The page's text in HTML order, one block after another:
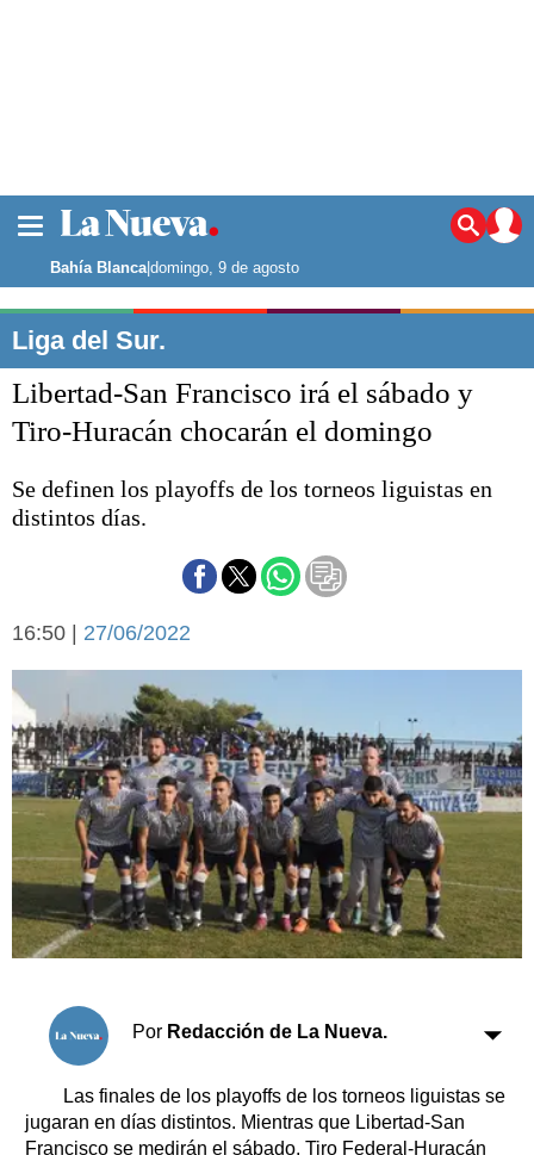
Noticias
La ciudad
Punta Alta
El mundo
Seguridad
Deportes
Escenario Olímpico
Fútbol
Cines
Economía y campo
Economía y finanzas
Con el campo
Espacio empresas
Sociedad y tiempo
Sociedad
Tecnología
Turismo
Salud
Es viral
Cartón Lleno
Fúnebres
Horóscopo
Suplementos
Bahía Blanca|domingo, 9 de agosto
Liga del Sur.
Libertad-San Francisco irá el sábado y
Tiro-Huracán chocarán el domingo
Se definen los playoffs de los torneos liguistas en
distintos días.
16:50 | 27/06/2022
Por Redacción de La Nueva.
Las finales de los playoffs de los torneos liguistas se
jugaran en días distintos. Mientras que Libertad-San
Francisco se medirán el sábado, Tiro Federal-Huracán